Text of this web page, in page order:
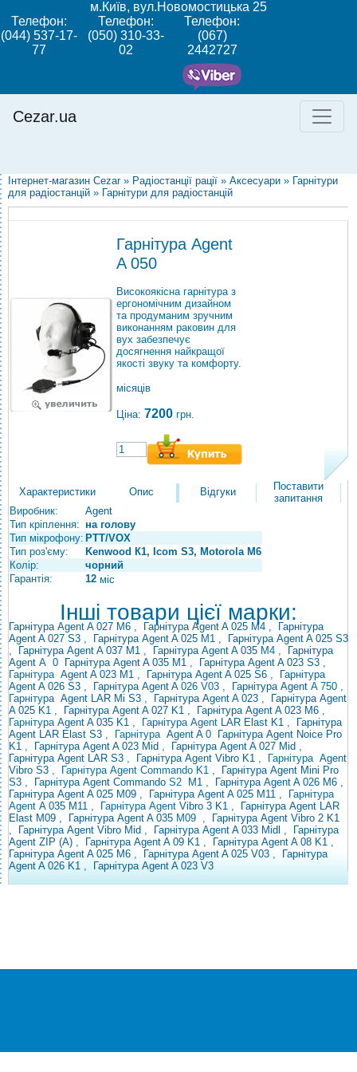
м.Київ, вул.Новомостицька 25
Телефон:
(044) 537-17-
77
Телефон:
(050) 310-33-
02
Телефон:
(067)
2442727
Cezar.ua
Інтернет-магазин Cezar » Радіостанції рації » Аксесуари » Гарнітури
для радіостанцій » Гарнітури для радіостанцій
Гарнітура Agent
A 050
Високоякісна гарнітура з
ергономічним дизайном
та продуманим зручним
виконанням раковин для
вух забезпечує
досягнення найкращої
якості звуку та комфорту.
місяців
Ціна: 7200 грн.
Характеристики Опис Відгуки
Поставити
запитання
Виробник:
Agent
Тип кріплення: на голову
Тип мікрофону: PTT/VOX
Тип роз'єму:
Kenwood К1, Icom S3, Motorola M6
Колір:
чорний
Гарантія:
12 міс
Інші товари цієї марки:
Гарнітура Agent A 027 M6 , Гарнітура Agent A 025 M4 ,
Гарнітура
Agent A 027 S3 , Гарнітура Agent A 025 M1 ,
Гарнітура Agent A 025 S3
,
Гарнітура Agent A 037 M1 , Гарнітура Agent A 035 M4 ,
Гарнітура
Agent A 0 Гарнітура Agent A 035 M1 , Гарнітура Agent A 023 S3 ,
Гарнітура Agent A 023 M1 , Гарнітура Agent A 025 S6 ,
Гарнітура
Agent A 026 S3 , Гарнітура Agent A 026 V03 , Гарнітура Agent A 750 ,
Гарнітура Agent LAR Mi S3 , Гарнітура Agent A 023 ,
Гарнітура Agent
A 025 K1 , Гарнітура Agent A 027 K1 , Гарнітура Agent A 023 M6 ,
Гарнітура Agent A 035 K1 , Гарнітура Agent LAR Elast K1 ,
Гарнітура
Agent LAR Elast S3 , Гарнітура Agent A 0
Гарнітура Agent Noice Pro
K1 , Гарнітура Agent A 023 Mid , Гарнітура Agent A 027 Mid ,
Гарнітура Agent LAR S3 , Гарнітура Agent Vibro K1 , Гарнітура Agent
Vibro S3 , Гарнітура Agent Commando K1 , Гарнітура Agent Mini Pro
S3 , Гарнітура Agent Commando S2 M1 , Гарнітура Agent A 026 M6 ,
Гарнітура Agent A 025 M09 , Гарнітура Agent A 025 M11 , Гарнітура
Agent A 035 M11 , Гарнітура Agent Vibro 3 K1 , Гарнітура Agent LAR
Elast M09 , Гарнітура Agent A 035 M09 ,
Гарнітура Agent Vibro 2 K1
,
Гарнітура Agent Vibro Mid , Гарнітура Agent A 033 Midl ,
Гарнітура
Agent ZIP (A) , Гарнітура Agent A 09 K1 , Гарнітура Agent A 08 K1 ,
Гарнітура Agent A 025 M6 , Гарнітура Agent A 025 V03 ,
Гарнітура
Agent A 026 K1 , Гарнітура Agent A 023 V3
®